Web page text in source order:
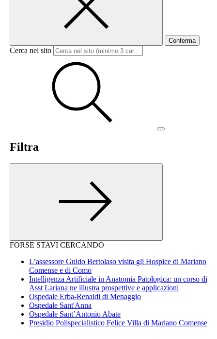
Conferma
Cerca nel sito
Filtra
FORSE STAVI CERCANDO
L’assessore Guido Bertolaso visita gli Hospice di Mariano
Comense e di Como
Intelligenza Artificiale in Anatomia Patologica: un corso di
Asst Lariana ne illustra prospettive e applicazioni
Ospedale Erba-Renaldi di Menaggio
Ospedale Sant'Anna
Ospedale Sant’Antonio Abate
Presidio Polispecialistico Felice Villa di Mariano Comense